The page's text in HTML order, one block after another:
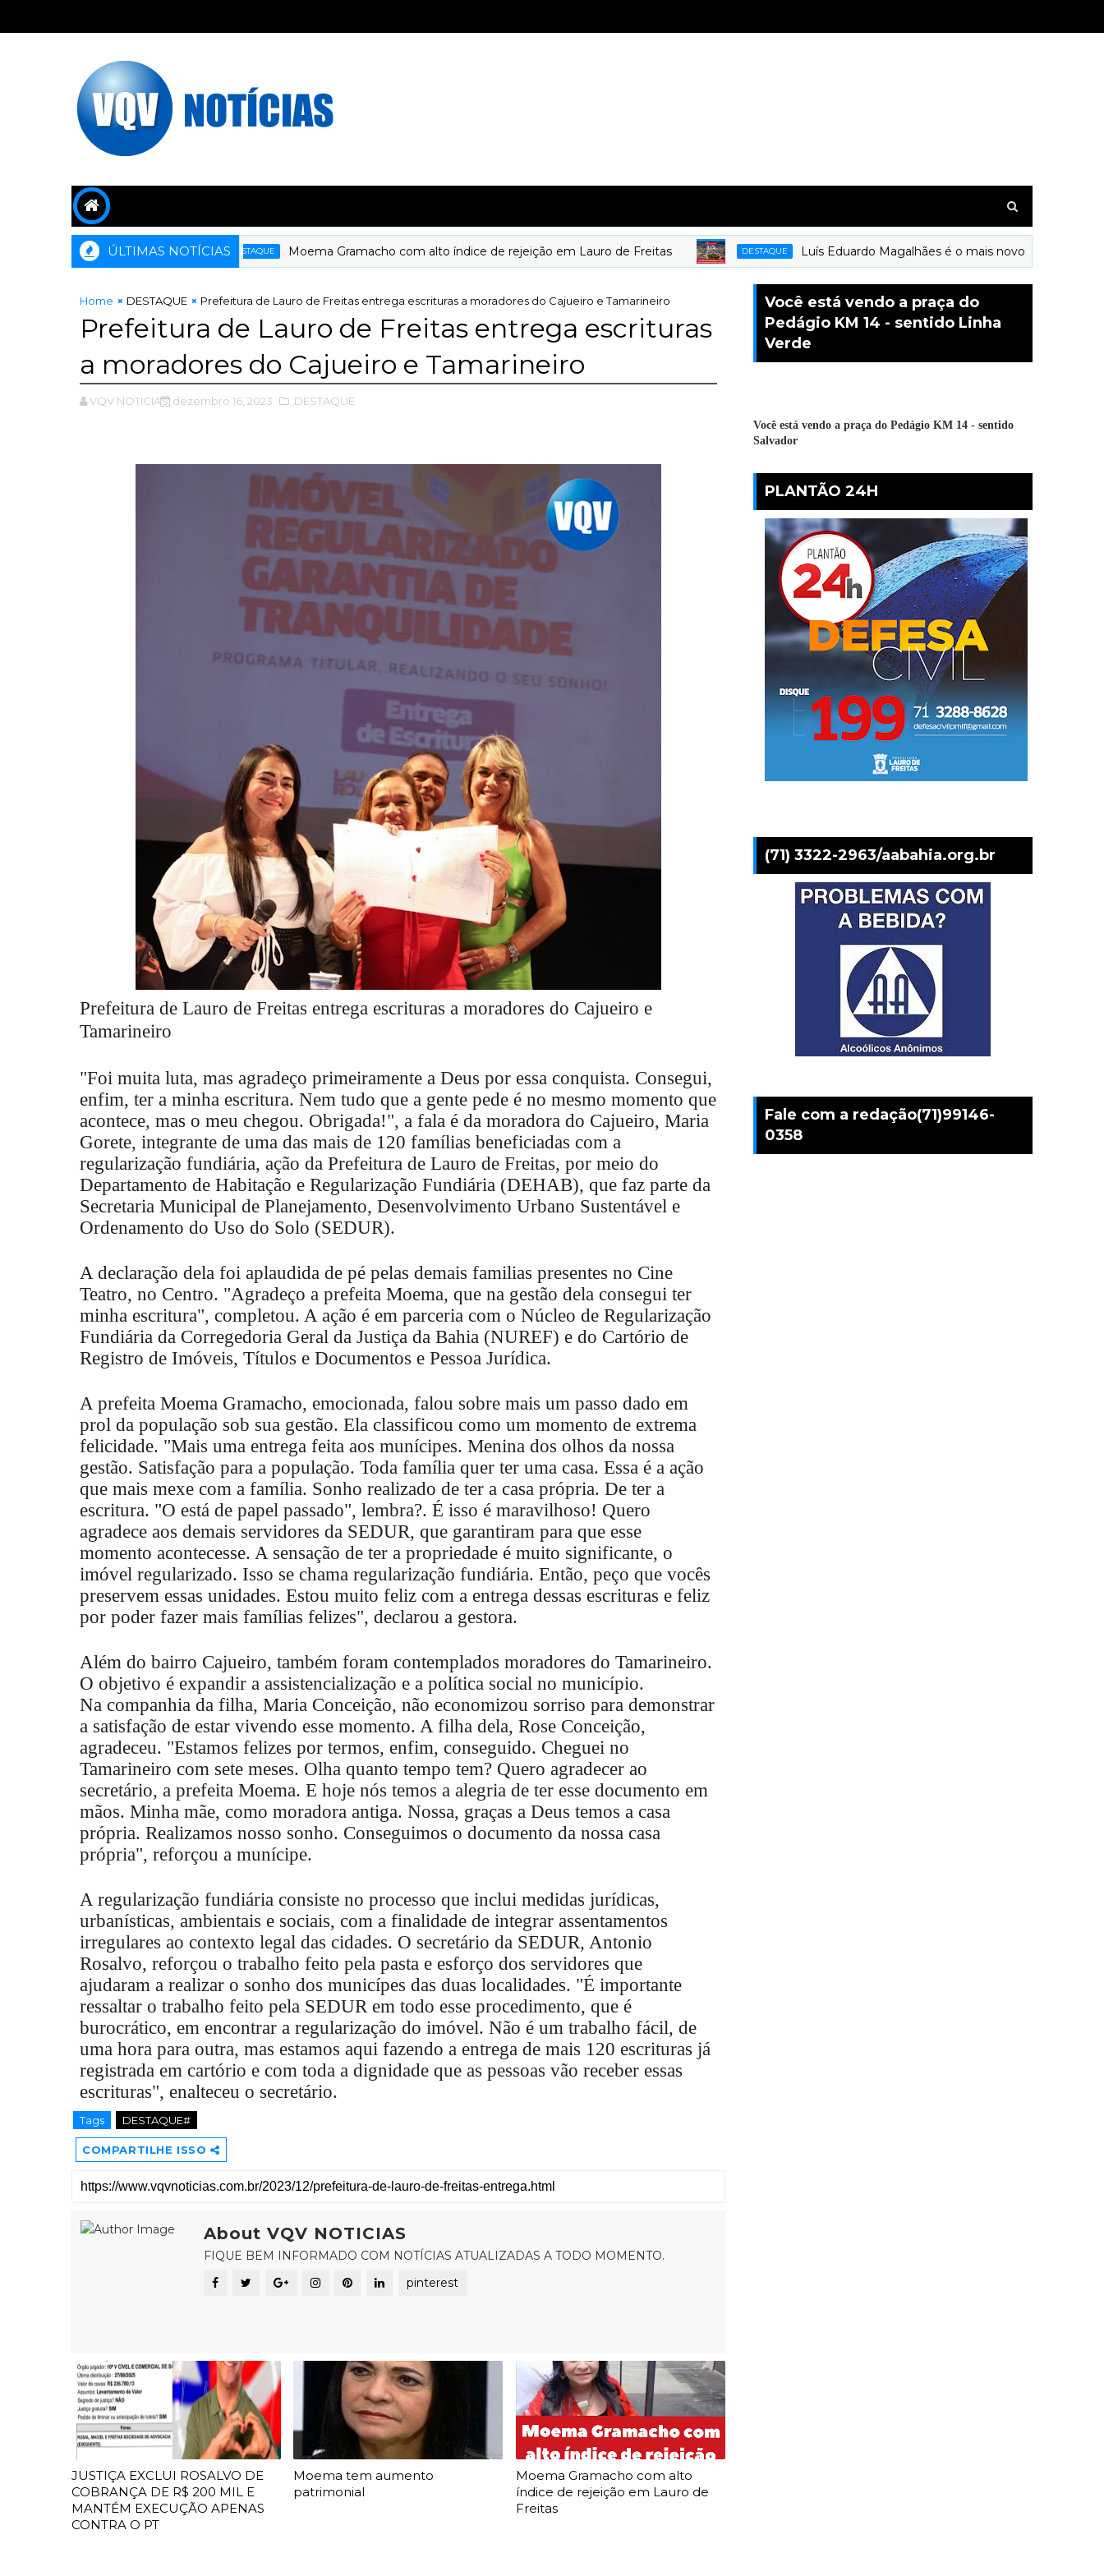
ÚLTIMAS NOTÍCIAS
DESTAQUE Moema Gramacho com alto índice de rejeição em Lauro de Freitas DESTAQUE Luís Eduardo Magalhães é o mais novo município a
Home DESTAQUE Prefeitura de Lauro de Freitas entrega escrituras a moradores do Cajueiro e Tamarineiro
Prefeitura de Lauro de Freitas entrega escrituras
a moradores do Cajueiro e Tamarineiro
VQV NOTICIAS dezembro 16, 2023 ,DESTAQUE
Prefeitura de Lauro de Freitas entrega escrituras a moradores do Cajueiro e
Tamarineiro
"Foi muita luta, mas agradeço primeiramente a Deus por essa conquista. Consegui,
enfim, ter a minha escritura. Nem tudo que a gente pede é no mesmo momento que
acontece, mas o meu chegou. Obrigada!", a fala é da moradora do Cajueiro, Maria
Gorete, integrante de uma das mais de 120 famílias beneficiadas com a
regularização fundiária, ação da Prefeitura de Lauro de Freitas, por meio do
Departamento de Habitação e Regularização Fundiária (DEHAB), que faz parte da
Secretaria Municipal de Planejamento, Desenvolvimento Urbano Sustentável e
Ordenamento do Uso do Solo (SEDUR).
A declaração dela foi aplaudida de pé pelas demais familias presentes no Cine
Teatro, no Centro. "Agradeço a prefeita Moema, que na gestão dela consegui ter
minha escritura", completou. A ação é em parceria com o Núcleo de Regularização
Fundiária da Corregedoria Geral da Justiça da Bahia (NUREF) e do Cartório de
Registro de Imóveis, Títulos e Documentos e Pessoa Jurídica.
A prefeita Moema Gramacho, emocionada, falou sobre mais um passo dado em
prol da população sob sua gestão. Ela classificou como um momento de extrema
felicidade. "Mais uma entrega feita aos munícipes. Menina dos olhos da nossa
gestão. Satisfação para a população. Toda família quer ter uma casa. Essa é a ação
que mais mexe com a família. Sonho realizado de ter a casa própria. De ter a
escritura. "O está de papel passado", lembra?. É isso é maravilhoso! Quero
agradece aos demais servidores da SEDUR, que garantiram para que esse
momento acontecesse. A sensação de ter a propriedade é muito significante, o
imóvel regularizado. Isso se chama regularização fundiária. Então, peço que vocês
preservem essas unidades. Estou muito feliz com a entrega dessas escrituras e feliz
por poder fazer mais famílias felizes", declarou a gestora.
Além do bairro Cajueiro, também foram contemplados moradores do Tamarineiro.
O objetivo é expandir a assistencialização e a política social no município.
Na companhia da filha, Maria Conceição, não economizou sorriso para demonstrar
a satisfação de estar vivendo esse momento. A filha dela, Rose Conceição,
agradeceu. "Estamos felizes por termos, enfim, conseguido. Cheguei no
Tamarineiro com sete meses. Olha quanto tempo tem? Quero agradecer ao
secretário, a prefeita Moema. E hoje nós temos a alegria de ter esse documento em
mãos. Minha mãe, como moradora antiga. Nossa, graças a Deus temos a casa
própria. Realizamos nosso sonho. Conseguimos o documento da nossa casa
própria", reforçou a munícipe.
A regularização fundiária consiste no processo que inclui medidas jurídicas,
urbanísticas, ambientais e sociais, com a finalidade de integrar assentamentos
irregulares ao contexto legal das cidades. O secretário da SEDUR, Antonio
Rosalvo, reforçou o trabalho feito pela pasta e esforço dos servidores que
ajudaram a realizar o sonho dos municípes das duas localidades. "É importante
ressaltar o trabalho feito pela SEDUR em todo esse procedimento, que é
burocrático, em encontrar a regularização do imóvel. Não é um trabalho fácil, de
uma hora para outra, mas estamos aqui fazendo a entrega de mais 120 escrituras já
registrada em cartório e com toda a dignidade que as pessoas vão receber essas
escrituras", enalteceu o secretário.
Tags DESTAQUE#
COMPARTILHE ISSO
About VQV NOTICIAS
FIQUE BEM INFORMADO COM NOTÍCIAS ATUALIZADAS A TODO MOMENTO.
pinterest
JUSTIÇA EXCLUI ROSALVO DE
COBRANÇA DE R$ 200 MIL E
MANTÉM EXECUÇÃO APENAS
CONTRA O PT
Moema tem aumento
patrimonial
Moema Gramacho com alto
índice de rejeição em Lauro de
Freitas
Você está vendo a praça do
Pedágio KM 14 - sentido Linha
Verde
Você está vendo a praça do Pedágio KM 14 - sentido
Salvador
PLANTÃO 24H
(71) 3322-2963/aabahia.org.br
Fale com a redação(71)99146-
0358